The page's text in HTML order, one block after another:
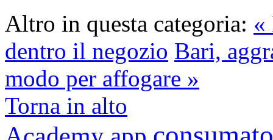
Altro in questa categoria: «
dentro il negozio Bari,
modo per affogare »
Torna in alto